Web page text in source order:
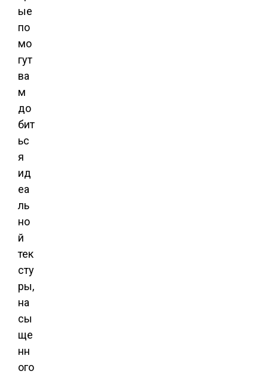
ые
по
мо
гут
ва
м
до
бит
ьс
я
ид
еа
ль
но
й
тек
сту
ры,
на
сы
ще
нн
ого